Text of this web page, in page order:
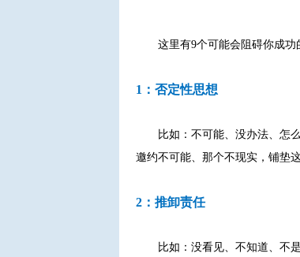
这里有9个可能会阻碍你成功
1：否定性思想
比如：不可能、没办法、怎
邀约不可能、那个不现实，铺垫
2：推卸责任
比如：没看见、不知道、不